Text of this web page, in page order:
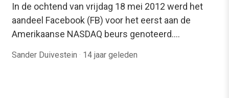
In de ochtend van vrijdag 18 mei 2012 werd het
aandeel Facebook (FB) voor het eerst aan de
Amerikaanse NASDAQ beurs genoteerd.…
Sander Duivestein · 14 jaar geleden